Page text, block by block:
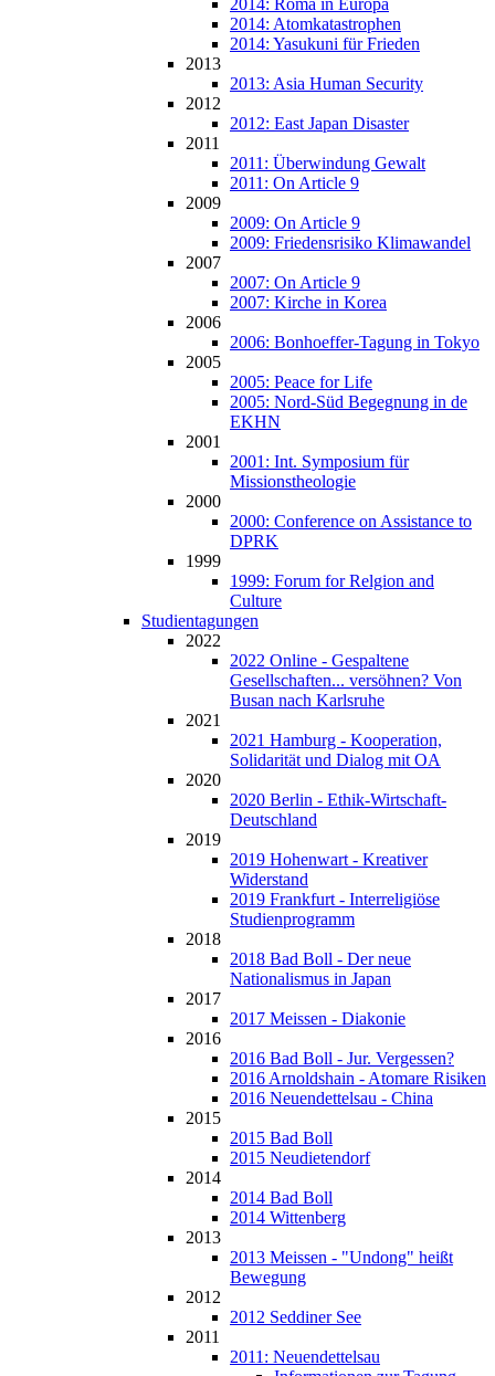
2014: Roma in Europa
2014: Atomkatastrophen
2014: Yasukuni für Frieden
2013
2013: Asia Human Security
2012
2012: East Japan Disaster
2011
2011: Überwindung Gewalt
2011: On Article 9
2009
2009: On Article 9
2009: Friedensrisiko Klimawandel
2007
2007: On Article 9
2007: Kirche in Korea
2006
2006: Bonhoeffer-Tagung in Tokyo
2005
2005: Peace for Life
2005: Nord-Süd Begegnung in de
EKHN
2001
2001: Int. Symposium für
Missionstheologie
2000
2000: Conference on Assistance to
DPRK
1999
1999: Forum for Relgion and
Culture
Studientagungen
2022
2022 Online - Gespaltene
Gesellschaften... versöhnen? Von
Busan nach Karlsruhe
2021
2021 Hamburg - Kooperation,
Solidarität und Dialog mit OA
2020
2020 Berlin - Ethik-Wirtschaft-
Deutschland
2019
2019 Hohenwart - Kreativer
Widerstand
2019 Frankfurt - Interreligiöse
Studienprogramm
2018
2018 Bad Boll - Der neue
Nationalismus in Japan
2017
2017 Meissen - Diakonie
2016
2016 Bad Boll - Jur. Vergessen?
2016 Arnoldshain - Atomare Risiken
2016 Neuendettelsau - China
2015
2015 Bad Boll
2015 Neudietendorf
2014
2014 Bad Boll
2014 Wittenberg
2013
2013 Meissen - "Undong" heißt
Bewegung
2012
2012 Seddiner See
2011
2011: Neuendettelsau